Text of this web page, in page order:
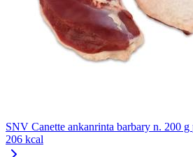
SNV Canette ankanrinta barbary n. 200 g
206 kcal